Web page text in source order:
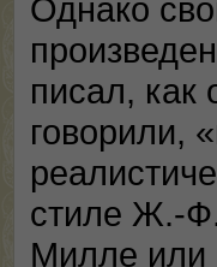
Однако
писал, как
говорили,
стиле Ж.-
Милле или